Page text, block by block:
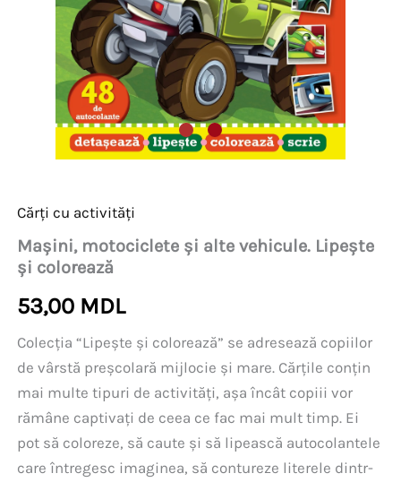
Cărți cu activități
Mașini, motociclete și alte vehicule. Lipește
și colorează
53,00 MDL
Colecția “Lipește și colorează” se adresează copiilor
de vârstă preșcolară mijlocie și mare. Cărțile conțin
mai multe tipuri de activități, așa încât copiii vor
rămâne captivați de ceea ce fac mai mult timp. Ei
pot să coloreze, să caute și să lipească autocolantele
care întregesc imaginea, să contureze literele dintr-